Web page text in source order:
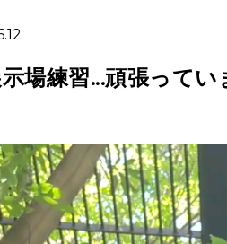
場練習...頑張ってい